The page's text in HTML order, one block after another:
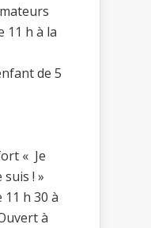
11 h à la
de 5
« Je
! »
11 h 30 à
à